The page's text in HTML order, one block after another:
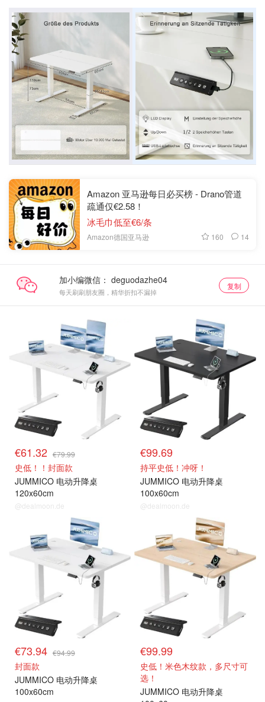
Amazon 亚马逊每日必买榜 - Drano管道
疏通仅€2.58！
冰毛巾低至€6/条
Amazon德国亚马逊 160 14
加小编微信：
每天刷刷朋友圈，精华折扣不漏掉
复制
€61.32 €79.99
史低！！封面款
JUMMICO 电动升降桌
120x60cm
@dealmoon.de
€99.69
持平史低！冲呀！
JUMMICO 电动升降桌
100x60cm
@dealmoon.de
€73.94 €94.99
封面款
JUMMICO 电动升降桌
100x60cm
€99.99
史低！米色木纹款，多尺寸可
选！
JUMMICO 电动升降桌